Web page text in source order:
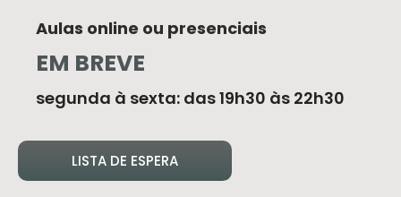
Aulas online ou presenciais
EM BREVE
segunda à sexta: das 19h30 às 22h30
LISTA DE ESPERA